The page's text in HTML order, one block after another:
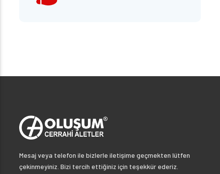
Mesaj veya telefon ile bizlerle iletişime geçmekten lütfen
çekinmeyiniz. Bizi tercih ettiğiniz için teşekkür ederiz.